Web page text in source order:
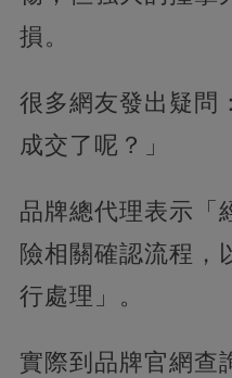
損。
很多網友發出疑問
成交了呢？」
品牌總代理表示「
險相關確認流程，
行處理」。
實際到品牌官網查